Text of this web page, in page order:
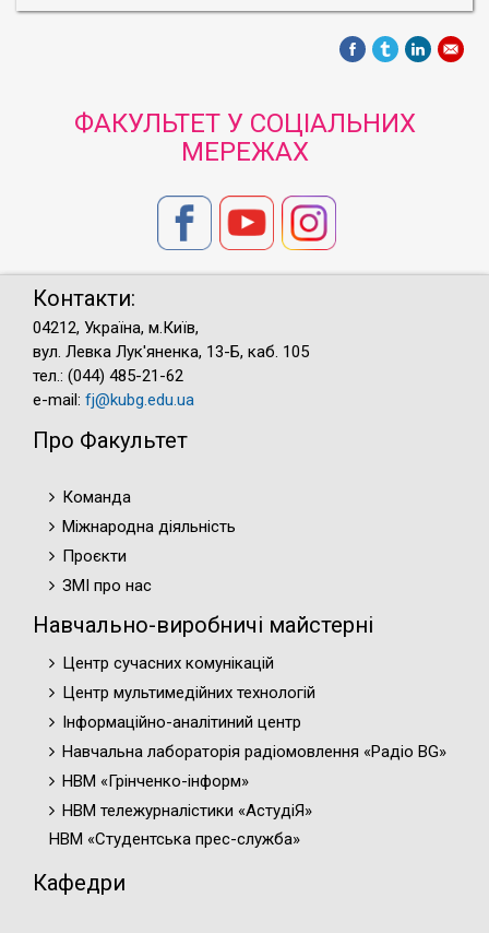
ФАКУЛЬТЕТ У СОЦІАЛЬНИХ
МЕРЕЖАХ
Контакти:
04212, Україна, м.Київ,
вул. Левка Лук'яненка, 13-Б, каб. 105
тел.: (044) 485-21-62
e-mail: fj@kubg.edu.ua
Про Факультет
Команда
Міжнародна діяльність
Проєкти
ЗМІ про нас
Навчально-виробничі майстерні
Центр сучасних комунікацій
Центр мультимедійних технологій
Інформаційно-аналітиний центр
Навчальна лабораторія радіомовлення «Радіо BG»
НВМ «Грінченко-інформ»
НВМ тележурналістики «АстудіЯ»
НВМ «Студентська прес-служба»
Кафедри